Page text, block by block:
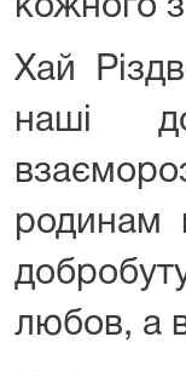
кожного
Хай
наші
родинам
любов, а